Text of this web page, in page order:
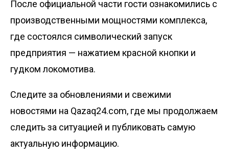
После официальной части гости ознакомились с
производственными мощностями комплекса,
где состоялся символический запуск
предприятия — нажатием красной кнопки и
гудком локомотива.
Следите за обновлениями и свежими
новостями на Qazaq24.com, где мы продолжаем
следить за ситуацией и публиковать самую
актуальную информацию.